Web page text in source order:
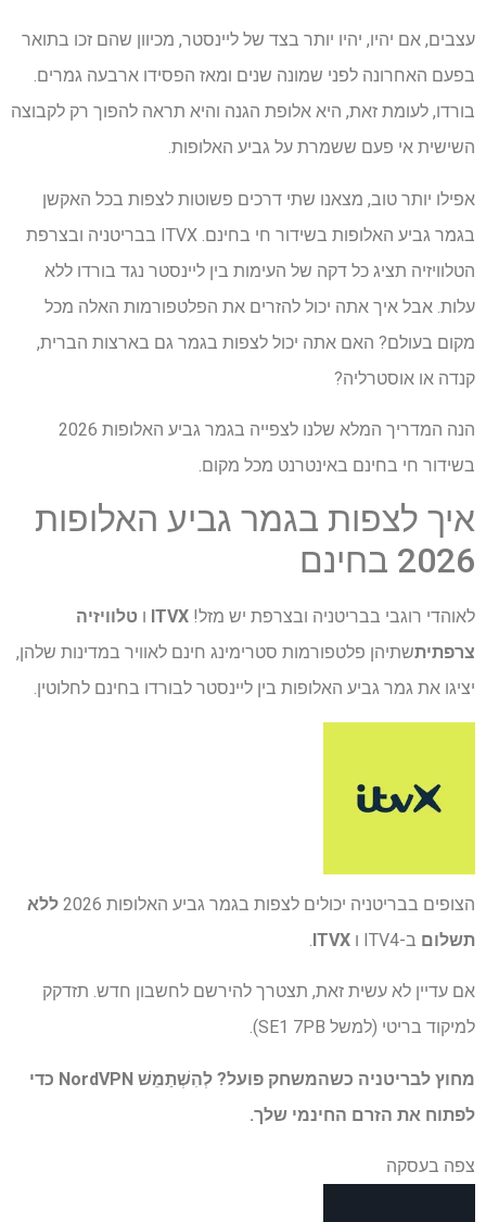
עצבים, אם יהיו, יהיו יותר בצד של ליינסטר, מכיוון שהם זכו בתואר
בפעם האחרונה לפני שמונה שנים ומאז הפסידו ארבעה גמרים.
בורדו, לעומת זאת, היא אלופת הגנה והיא תראה להפוך רק לקבוצה
השישית אי פעם ששמרת על גביע האלופות.
אפילו יותר טוב, מצאנו שתי דרכים פשוטות לצפות בכל האקשן
בגמר גביע האלופות בשידור חי בחינם. ITVX בבריטניה ובצרפת
הטלוויזיה תציג כל דקה של העימות בין ליינסטר נגד בורדו ללא
עלות. אבל איך אתה יכול להזרים את הפלטפורמות האלה מכל
מקום בעולם? האם אתה יכול לצפות בגמר גם בארצות הברית,
קנדה או אוסטרליה?
הנה המדריך המלא שלנו לצפייה בגמר גביע האלופות 2026
בשידור חי בחינם באינטרנט מכל מקום.
איך לצפות בגמר גביע האלופות
2026 בחינם
לאוהדי רוגבי בבריטניה ובצרפת יש מזל! ITVX ו טלוויזיה
צרפתיתשתיהן פלטפורמות סטרימינג חינם לאוויר במדינות שלהן,
יציגו את גמר גביע האלופות בין ליינסטר לבורדו בחינם לחלוטין.
הצופים בבריטניה יכולים לצפות בגמר גביע האלופות 2026
ללא
תשלום ב-ITV4 ו ITVX
.
אם עדיין לא עשית זאת, תצטרך להירשם לחשבון חדש. תזדקק
למיקוד בריטי (למשל SE1 7PB).
מחוץ לבריטניה כשהמשחק פועל? לְהִשְׁתַמֵשׁ NordVPN כדי
לפתוח את הזרם החינמי שלך.
צפה בעסקה